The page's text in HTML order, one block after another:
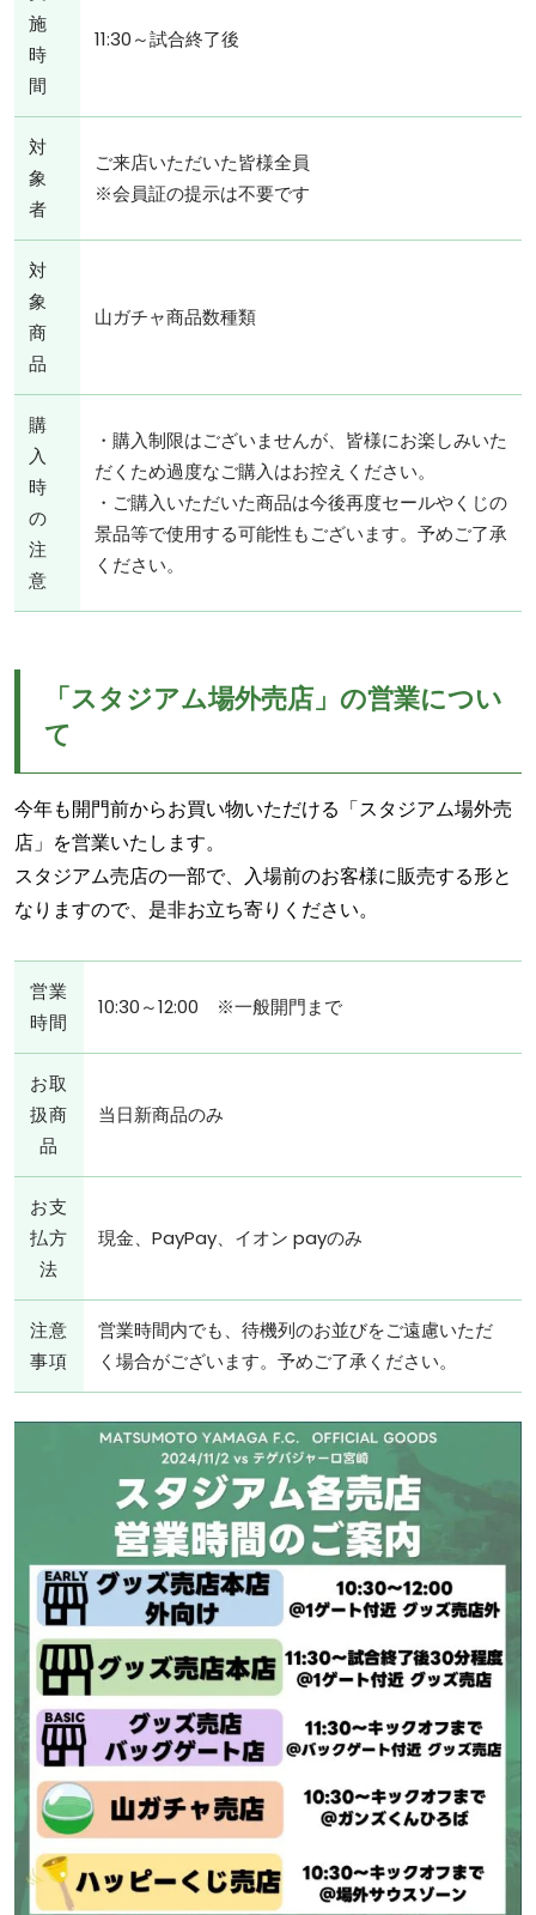
施
時
間
11:30～試合終了後
対
象
者
ご来店いただいた皆様全員
※会員証の提示は不要です
対
象
商
品
山ガチャ商品数種類
購
入
時
の
注
意
・購入制限はございませんが、皆様にお楽しみいた
だくため過度なご購入はお控えください。
・ご購入いただいた商品は今後再度セールやくじの
景品等で使用する可能性もございます。予めご了承
ください。
「スタジアム場外売店」の営業につい
て
今年も開門前からお買い物いただける「スタジアム場外売
店」を営業いたします。
スタジアム売店の一部で、入場前のお客様に販売する形と
なりますので、是非お立ち寄りください。
営業
時間
10:30～12:00 ※一般開門まで
お取
扱商
品
当日新商品のみ
お支
払方
法
現金、PayPay、イオン payのみ
注意
事項
営業時間内でも、待機列のお並びをご遠慮いただ
く場合がございます。予めご了承ください。